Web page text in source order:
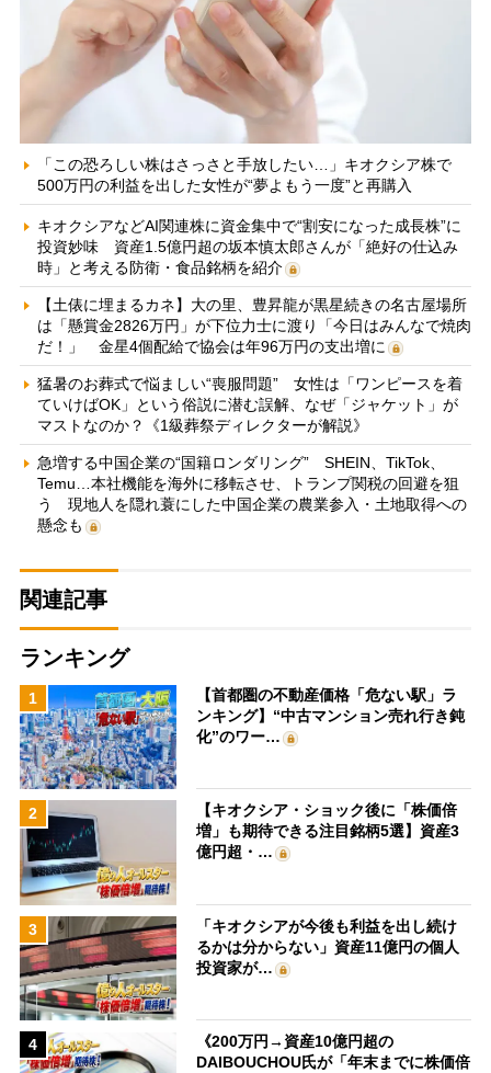
「この恐ろしい株はさっさと手放したい…」キオクシア株で
500万円の利益を出した女性が“夢よもう一度”と再購入
キオクシアなどAI関連株に資金集中で“割安になった成長株”に
投資妙味 資産1.5億円超の坂本慎太郎さんが「絶好の仕込み
時」と考える防衛・食品銘柄を紹介
【土俵に埋まるカネ】大の里、豊昇龍が黒星続きの名古屋場所
は「懸賞金2826万円」が下位力士に渡り「今日はみんなで焼肉
だ！」 金星4個配給で協会は年96万円の支出増に
猛暑のお葬式で悩ましい“喪服問題” 女性は「ワンピースを着
ていけばOK」という俗説に潜む誤解、なぜ「ジャケット」が
マストなのか？《1級葬祭ディレクターが解説》
急増する中国企業の“国籍ロンダリング” SHEIN、TikTok、
Temu…本社機能を海外に移転させ、トランプ関税の回避を狙
う 現地人を隠れ蓑にした中国企業の農業参入・土地取得への
懸念も
関連記事
ランキング
1
【首都圏の不動産価格「危ない駅」ラ
ンキング】“中古マンション売れ行き鈍
化”のワー…
2
【キオクシア・ショック後に「株価倍
増」も期待できる注目銘柄5選】資産3
億円超・…
3
「キオクシアが今後も利益を出し続け
るかは分からない」資産11億円の個人
投資家が…
4
《200万円→資産10億円超の
DAIBOUCHOU氏が「年末までに株価倍